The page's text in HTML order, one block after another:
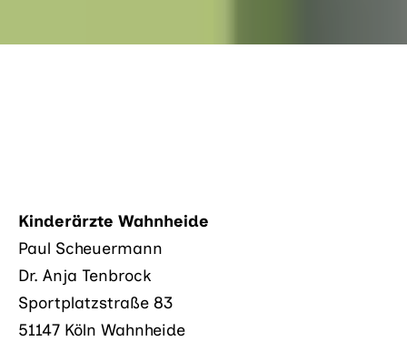
Kinderärzte Wahnheide
Paul Scheuermann
Dr. Anja Tenbrock
Sportplatzstraße 83
51147 Köln Wahnheide